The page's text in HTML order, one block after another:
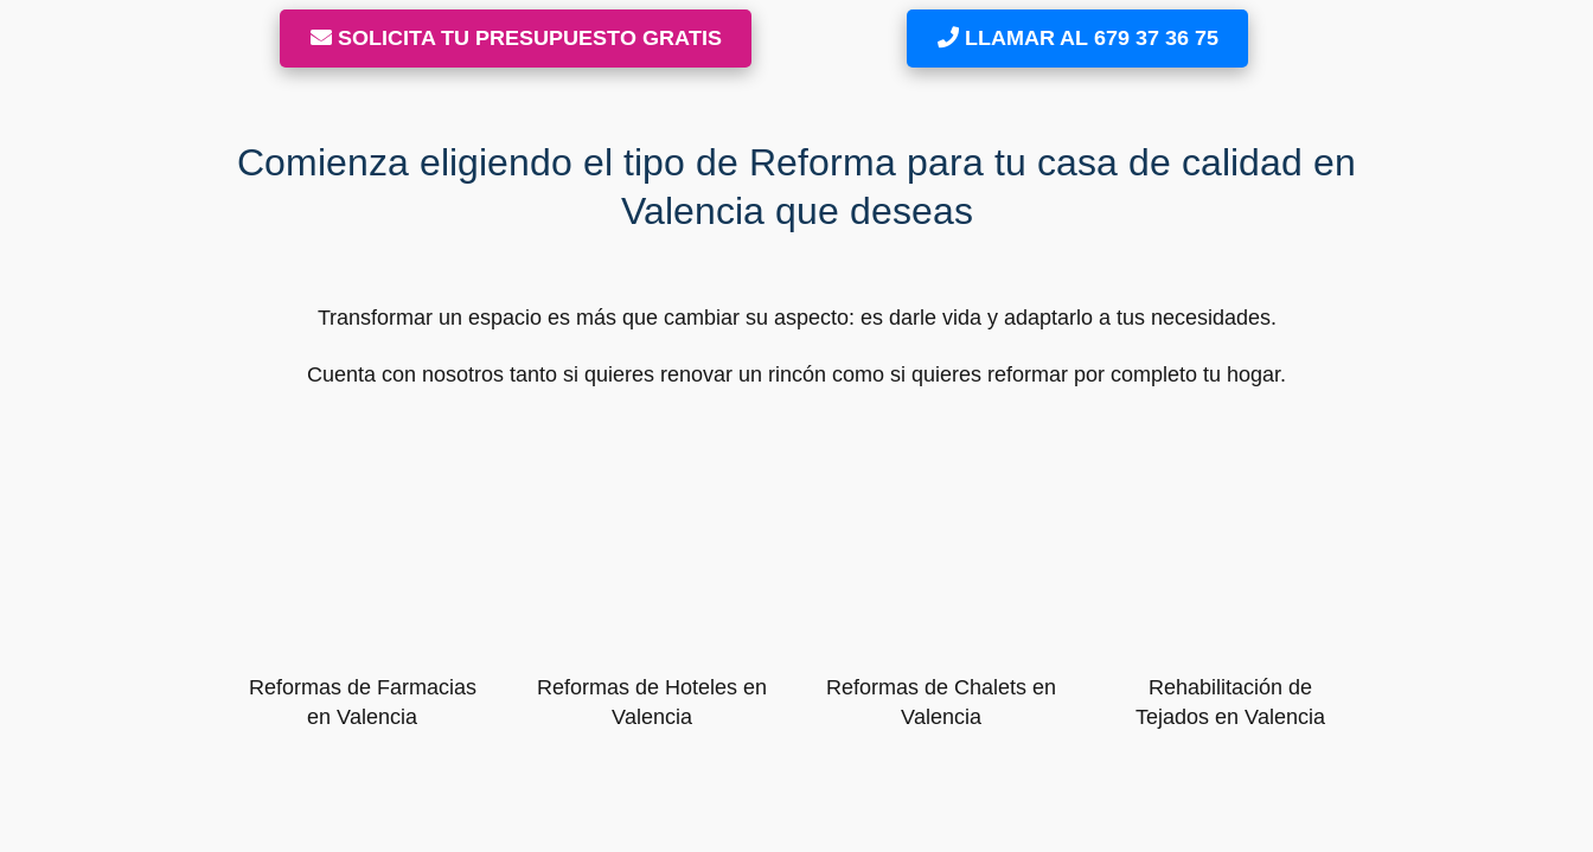
SOLICITA TU PRESUPUESTO GRATIS LLAMAR AL 679 37 36 75
Comienza eligiendo el tipo de Reforma para tu casa de calidad en
Valencia que deseas
Transformar un espacio es más que cambiar su aspecto: es darle vida y adaptarlo a tus necesidades.
Cuenta con nosotros tanto si quieres renovar un rincón como si quieres reformar por completo tu hogar.
Reformas de Farmacias
en Valencia
Reformas de Hoteles en
Valencia
Reformas de Chalets en
Valencia
Rehabilitación de
Tejados en Valencia